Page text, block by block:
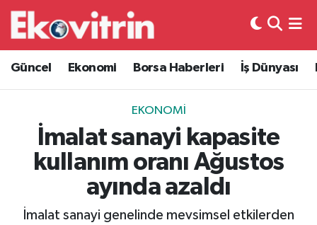
Güncel Ekonomi Borsa Haberleri İş Dünyası
EKONOMI
İmalat sanayi kapasite
kullanım oranı Ağustos
ayında azaldı
İmalat sanayi genelinde mevsimsel etkilerden
Güncel
Ekonomi
Borsa Haberleri
İş Dünyası
Hava Durumu
Trafik Durumu
Süper Lig Puan Durumu ve Fikstür
Tüm Manşetler
Son Dakika Haberleri